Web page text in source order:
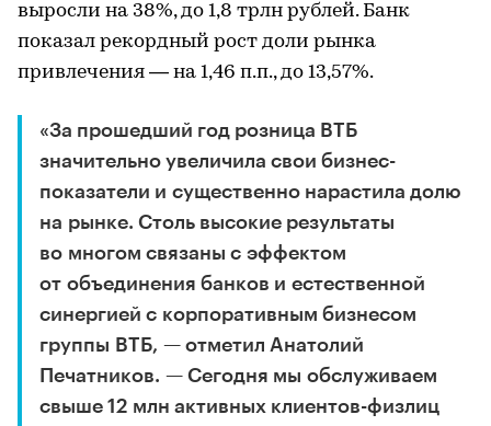
выросли на 38%, до 1,8 трлн рублей. Банк
показал рекордный рост доли рынка
привлечения — на 1,46 п.п., до 13,57%.
«За прошедший год розница ВТБ
значительно увеличила свои бизнес-
показатели и существенно нарастила долю
на рынке. Столь высокие результаты
во многом связаны с эффектом
от объединения банков и естественной
синергией с корпоративным бизнесом
группы ВТБ, — отметил Анатолий
Печатников. — Сегодня мы обслуживаем
свыше 12 млн активных клиентов-физлиц